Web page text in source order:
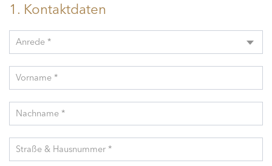
1. Kontaktdaten
Anrede *
Vorname *
Nachname *
Straße & Hausnummer *